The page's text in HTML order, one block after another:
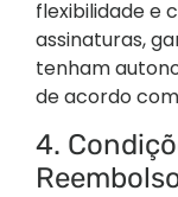
flexibilidade e
assinaturas,
tenham
de acordo
4.